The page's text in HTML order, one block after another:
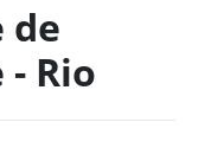
de
Rio